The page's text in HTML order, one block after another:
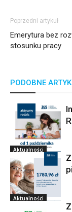
Poprzedni artykuł
Emerytura bez
stosunku pracy
PODOBNE
Aktualności
Aktualności